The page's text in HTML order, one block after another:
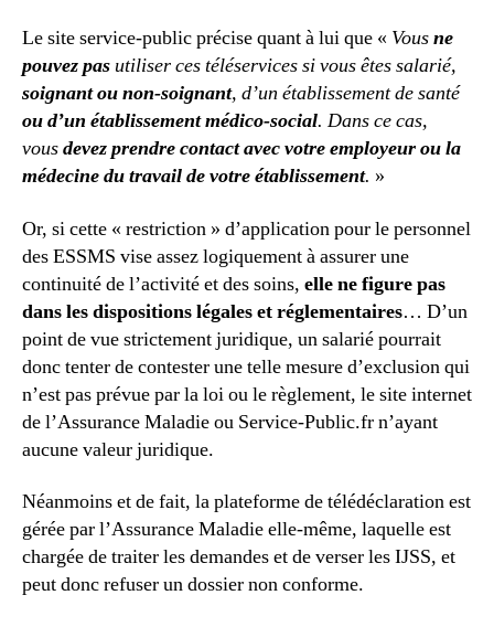
Le site service-public précise quant à lui que « Vousne
pouvez pas utiliser ces téléservices si vous êtes salarié,
soignant ou non-soignant, d’un établissement de santé
ou d’un établissement médico-social. Dans ce cas,
vousdevez prendre contact avec votre employeur ou la
médecine du travail de votre établissement. »
Or, si cette « restriction » d’application pour le personnel
des ESSMS vise assez logiquement à assurer une
continuité de l’activité et des soins, elle ne figure pas
dans les dispositions légales et réglementaires… D’un
point de vue strictement juridique, un salarié pourrait
donc tenter de contester une telle mesure d’exclusion qui
n’est pas prévue par la loi ou le règlement, le site internet
de l’Assurance Maladie ou Service-Public.fr n’ayant
aucune valeur juridique.
Néanmoins et de fait, la plateforme de télédéclaration est
gérée par l’Assurance Maladie elle-même, laquelle est
chargée de traiter les demandes et de verser les IJSS, et
peut donc refuser un dossier non conforme.